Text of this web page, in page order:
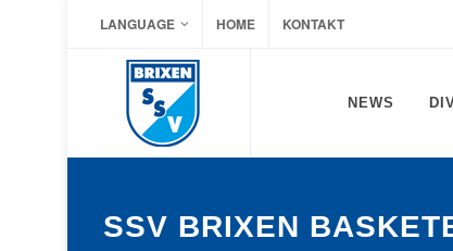
LANGUAGE HOME KONTAKT
NEWS
SSV BRIXEN